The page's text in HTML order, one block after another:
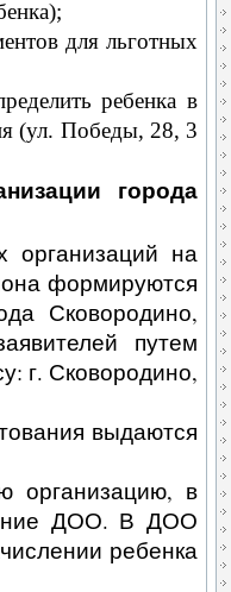
для льготных
ребенка в
(ул. Победы, 28, 3
города
организаций на
формируются
Сковородино,
путем
г. Сковородино,
выдаются
организацию, в
ДОО. В ДОО
ребенка